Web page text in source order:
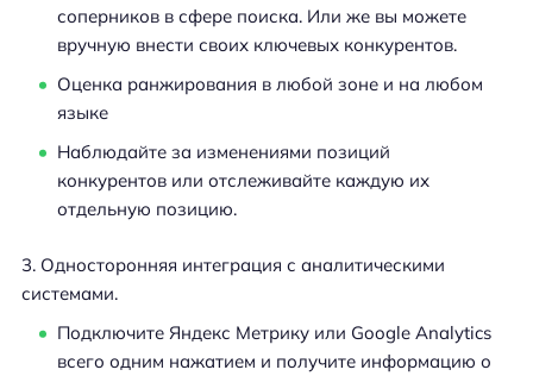
соперников в сфере поиска. Или же вы можете
вручную внести своих ключевых конкурентов.
Оценка ранжирования в любой зоне и на любом
языке
Наблюдайте за изменениями позиций
конкурентов или отслеживайте каждую их
отдельную позицию.
Односторонняя интеграция с аналитическими
системами.
Подключите Яндекс Метрику или Google Analytics
всего одним нажатием и получите информацию о